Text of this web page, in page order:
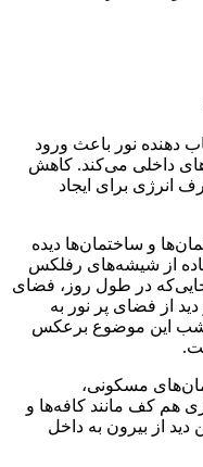
دهنده نور باعث ورود
داخلی می‌کند. کاهش
انرژی برای ایجاد
و ساختمان‌ها دیده
از شیشه‌های رفلکس
در طول روز، فضای
از فضای پر نور به
شب این موضوع برعکس
مسکونی،
هم کف مانند کافه‌ها و
دید از بیرون به داخل